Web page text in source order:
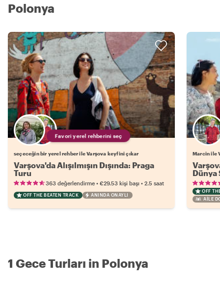
Polonya
Favori yerel rehberini seç
seçeceğin bir yerel rehber ile Varşova keyfini çıkar
Varşova'da Alışılmışın Dışında: Praga
Turu
363 değerlendirme • €29.53 kişi başı • 2.5 saat
OFF THE BEATEN TRACK ANINDA ONAYLI
Marcin ile
Dünya
OFF
AILE
1 Gece Turları in Polonya